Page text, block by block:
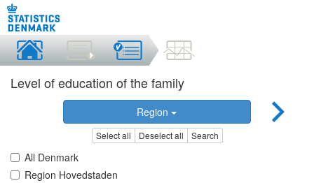
Level of education of the family
Region
Select all Deselect all Search
All Denmark
Region Hovedstaden